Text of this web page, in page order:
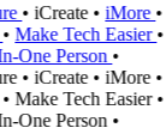
•iCreate•iMore •
Make Tech Easier •
One Person •
•iCreate•iMore•
Make Tech Easier•
One Person•